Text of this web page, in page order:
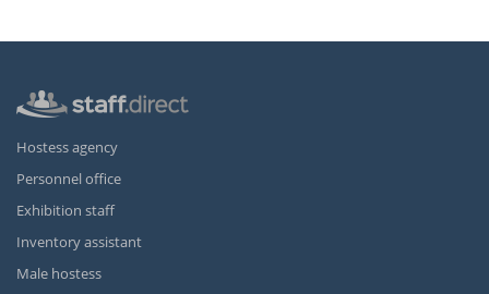
Hostess agency
Personnel office
Exhibition staff
Inventory assistant
Male hostess